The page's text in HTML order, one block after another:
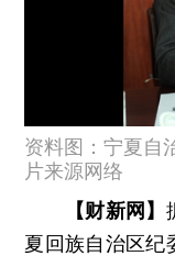
资料图：宁夏自
片来源网络
【财新网】
夏回族自治区纪